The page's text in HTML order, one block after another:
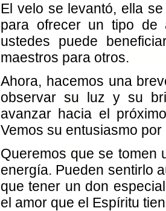
El velo se levantó, ella
para ofrecer un tipo de
ustedes puede
maestros para otros.
Ahora, hacemos una
observar su luz y su
avanzar hacia el
Vemos su entusiasmo
Queremos que se tomen
energía. Pueden sentirlo
que tener un don
el amor que el Espíritu